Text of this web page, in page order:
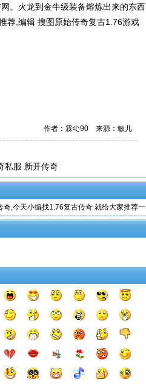
。火龙到金牛级装备熔炼出来的东西
荐,编辑 搜图原始传奇复古1.76游戏
作者：霖尐90 来源：敏儿
私服 新开传奇
奇,今天小编找1.76复古传奇 就给大家推荐一
的1